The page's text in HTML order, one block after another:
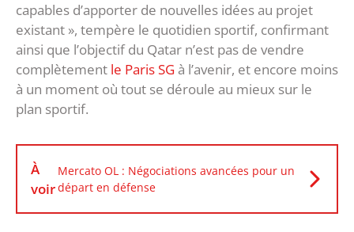
capables d’apporter de nouvelles idées au projet
existant », tempère le quotidien sportif, confirmant
ainsi que l’objectif du Qatar n’est pas de vendre
complètement le Paris SG à l’avenir, et encore moins
à un moment où tout se déroule au mieux sur le
plan sportif.
À
voir
Mercato OL : Négociations avancées pour un
départ en défense